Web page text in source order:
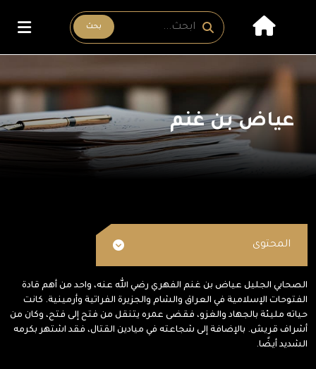
بحث
عياض بن غنم
المحتوى
الصحابي الجليل عياض بن غنم الفهري رضي الله عنه، واحد من أهم قادة
الفتوحات الإسلامية في العراق والشام والجزيرة الفراتية وأرمينية. كانت
حياته مليئة بالجهاد والغزو، فقضى عمره يتنقل من فتح إلى فتح، وكان من
أشراف قريش. بالإضافة إلى شجاعته في ميادين القتال، فقد اشتهر بكرمه
الشديد أيضًا.